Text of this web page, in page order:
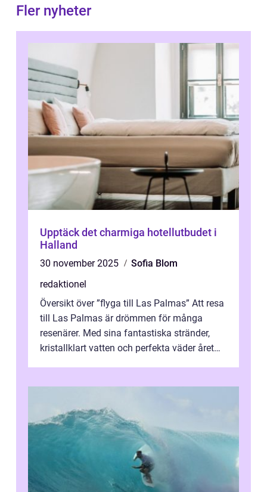
Fler nyheter
Upptäck det charmiga hotellutbudet i
Halland
30 november 2025
Sofia Blom
redaktionel
Översikt över ”flyga till Las Palmas” Att resa
till Las Palmas är drömmen för många
resenärer. Med sina fantastiska stränder,
kristallklart vatten och perfekta väder året